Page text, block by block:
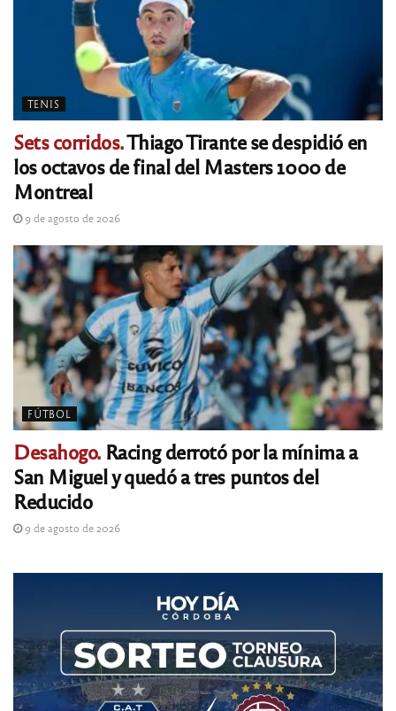
TENIS
Sets corridos.Thiago Tirante se despidió en
los octavos de final del Masters 1000 de
Montreal
9 de agosto de 2026
FÚTBOL
Desahogo. Racing derrotó por la mínima a
San Miguel y quedó a tres puntos del
Reducido
9 de agosto de 2026